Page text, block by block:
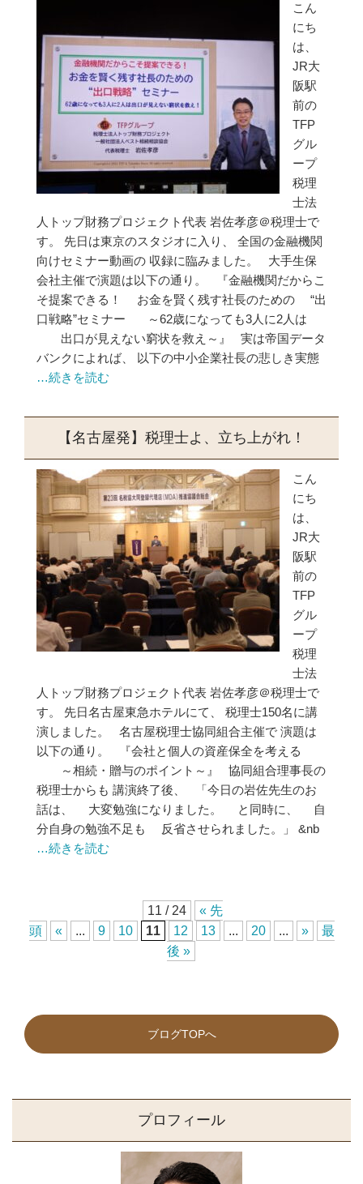
こん
にち
は、
JR大
阪駅
前の
TFP
グル
ープ
税理
士法
人トップ財務プロジェクト代表 岩佐孝彦＠税理士で
す。 先日は東京のスタジオに入り、 全国の金融機関
向けセミナー動画の 収録に臨みました。 大手生保
会社主催で演題は以下の通り。 『金融機関だからこ
そ提案できる！ お金を賢く残す社長のための “出
口戦略”セミナー ～62歳になっても3人に2人は
出口が見えない窮状を救え～』 実は帝国データ
バンクによれば、 以下の中小企業社長の悲しき実態
…続きを読む
【名古屋発】税理士よ、立ち上がれ！
こん
にち
は、
JR大
阪駅
前の
TFP
グル
ープ
税理
士法
人トップ財務プロジェクト代表 岩佐孝彦＠税理士で
す。 先日名古屋東急ホテルにて、 税理士150名に講
演しました。 名古屋税理士協同組合主催で 演題は
以下の通り。 『会社と個人の資産保全を考える
～相続・贈与のポイント～』 協同組合理事長の
税理士からも 講演終了後、 「今日の岩佐先生のお
話は、 大変勉強になりました。 と同時に、 自
分自身の勉強不足も 反省させられました。」 &nb
…続きを読む
11 / 24
« 先
頭
« ... 9 10 11 12 13 ... 20 ... »
最
後 »
ブログTOPへ
プロフィール